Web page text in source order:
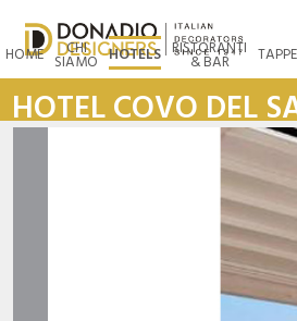
HOME CHI
SIAMO HOTELS RISTORANTI
& BAR
HOTEL COVO DEL